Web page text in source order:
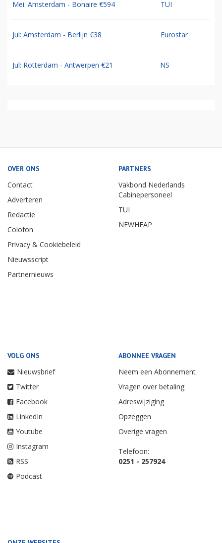
Mei: Amsterdam - Bonaire €594 TUI
Jul: Amsterdam - Berlijn €38 Eurostar
Jul: Rotterdam - Antwerpen €21 NS
OVER ONS
Contact
Adverteren
Redactie
Colofon
Privacy & Cookiebeleid
Nieuwsscript
Partnernieuws
PARTNERS
Vakbond Nederlands
Cabinepersoneel
TUI
NEWHEAP
VOLG ONS
Nieuwsbrief
Twitter
Facebook
LinkedIn
Youtube
Instagram
RSS
Podcast
ABONNEE VRAGEN
Neem een Abonnement
Vragen over betaling
Adreswijziging
Opzeggen
Overige vragen
Telefoon:
0251 - 257924